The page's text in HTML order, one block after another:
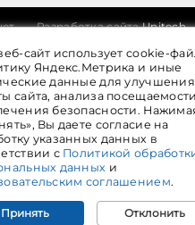
Разработка сайтаUnitech
сайт использует cookie-
Яндекс.Метрика и иные
данные для улучшения
сайта, анализа
безопасности.
Вы даете согласие на
указанных данных в
с Политикой
данных и
соглашением.
Принять Отклонить